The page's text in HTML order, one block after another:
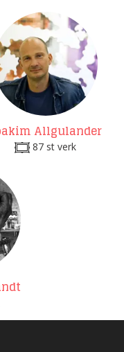
Allgulander
87 st verk